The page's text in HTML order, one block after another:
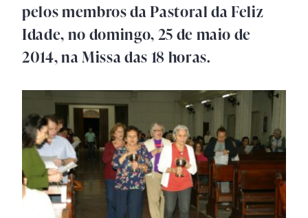
pelos membros da Pastoral da Feliz
Idade, no domingo, 25 de maio de
2014, na Missa das 18 horas.